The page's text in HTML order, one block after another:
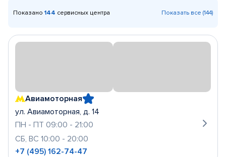
Показано 144 сервисных центра Показать все (144)
Авиамоторная
ул. Авиамоторная, д. 14
ПН - ПТ 09:00 - 21:00
СБ, ВС 10:00 - 20:00
+7 (495) 162-74-47